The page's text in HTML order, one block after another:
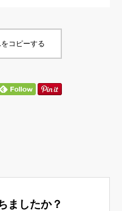
コピーする
ましたか？